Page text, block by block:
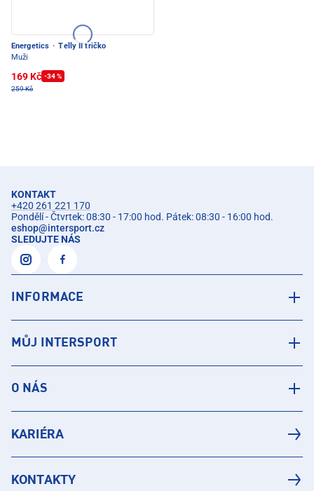
Energetics · Telly II tričko
Muži
169 Kč -34 %
259 Kč
KONTAKT
+420 261 221 170
Pondělí - Čtvrtek: 08:30 - 17:00 hod. Pátek: 08:30 - 16:00 hod.
eshop@intersport.cz
SLEDUJTE NÁS
INFORMACE
MŮJ INTERSPORT
O NÁS
KARIÉRA
KONTAKTY